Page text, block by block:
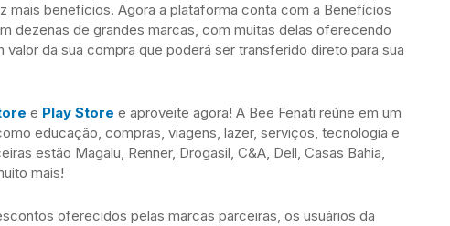
mais benefícios. Agora a plataforma conta com a Benefícios
dezenas de grandes marcas, com muitas delas oferecendo
da sua compra que poderá ser transferido direto para sua
e Play Store e aproveite agora! A Bee Fenati reúne em um
educação, compras, viagens, lazer, serviços, tecnologia e
estão Magalu, Renner, Drogasil, C&A, Dell, Casas Bahia,
mais!
oferecidos pelas marcas parceiras, os usuários da